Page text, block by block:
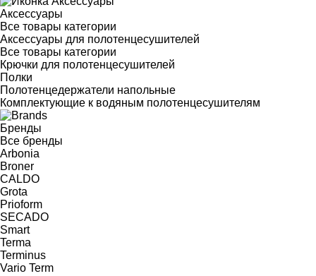
Аксессуары
Все товары категории
Аксессуары для полотенцесушителей
Все товары категории
Крючки для полотенцесушителей
Полки
Полотенцедержатели напольные
Комплектующие к водяным полотенцесушителям
Бренды
Все бренды
Arbonia
Broner
CALDO
Grota
Prioform
SECADO
Smart
Terma
Terminus
Vario Term